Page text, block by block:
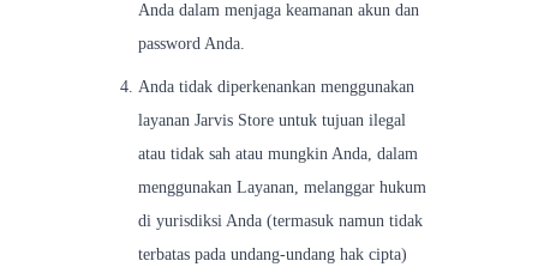
Anda dalam menjaga keamanan akun dan
password Anda.
Anda tidak diperkenankan menggunakan
layanan Jarvis Store untuk tujuan ilegal
atau tidak sah atau mungkin Anda, dalam
menggunakan Layanan, melanggar hukum
di yurisdiksi Anda (termasuk namun tidak
terbatas pada undang-undang hak cipta)